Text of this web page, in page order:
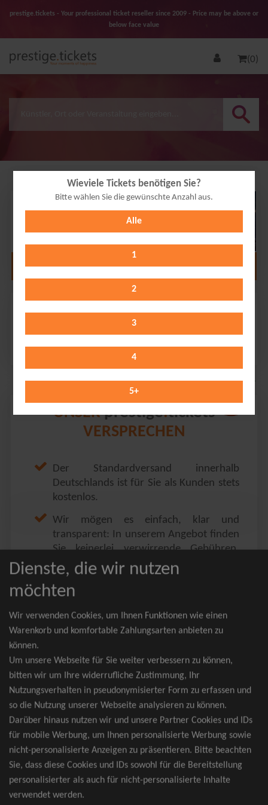
prestige.tickets - Your professional ticket reseller since 2009 - Price may be above or
below face value
(0)
Wieviele Tickets benötigen Sie?
Bitte wählen Sie die gewünschte Anzahl aus.
Alle
1
2
3
4
5+
16
Alle Termine anzeigen
Barclaycard Arena // Hamburg
Friday 16.04.2027
UNSERprestige.tickets
VERSPRECHEN
Der Standardversand innerhalb
Deutschlands ist für Sie als Kunden stets
kostenlos.
Wir mögen es einfach, klar und
transparent: In unserem Angebot finden
Sie keinerlei verwirrende Gebühren,
Zusatzangebote oder ähnliches.
Sie erhalten ausschließlich
zusammenhängende Sitzplätze, welche
nach der Bestplatzbuchung vergeben
werden.
wider Erwarten doch nicht verfügbar
sein, erhalten Sie von uns Tickets für die
nächst bessere Kategorie. Und das
kostenfrei und völlig automatisch.
TOP-Events
André Rieu Tickets
Dienste, die wir nutzen
möchten
Wir verwenden Cookies, um Ihnen Funktionen wie einen
Warenkorb und komfortable Zahlungsarten anbieten zu
können.
Um unsere Webseite für Sie weiter verbessern zu können,
bitten wir um Ihre widerrufliche Zustimmung, Ihr
Nutzungsverhalten in pseudonymisierter Form zu erfassen und
so die Nutzung unserer Webseite analysieren zu können.
Darüber hinaus nutzen wir und unsere Partner Cookies und IDs
für mobile Werbung, um Ihnen personalisierte Werbung sowie
nicht-personalisierte Anzeigen zu präsentieren. Bitte beachten
Sie, dass diese Cookies und IDs sowohl für die Bereitstellung
personalisierter als auch für nicht-personalisierte Inhalte
verwendet werden.